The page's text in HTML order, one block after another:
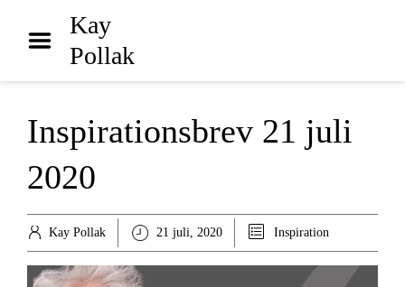
Kay
Pollak
Inspirationsbrev 21 juli
2020
Kay Pollak 21 juli, 2020 Inspiration
Inspiration
Arkiv